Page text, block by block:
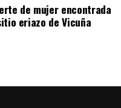
de mujer encontrada
eriazo de Vicuña